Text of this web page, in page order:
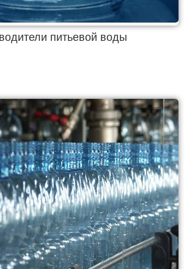
питьевой воды